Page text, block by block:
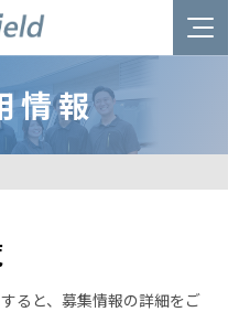
情報
ると、募集情報の詳細をご